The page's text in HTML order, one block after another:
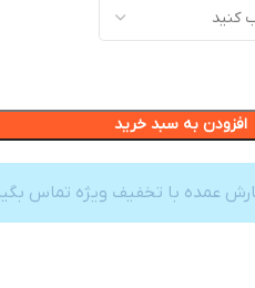
افزودن به سبد خرید
عمده با تخفیف ویژه تماس